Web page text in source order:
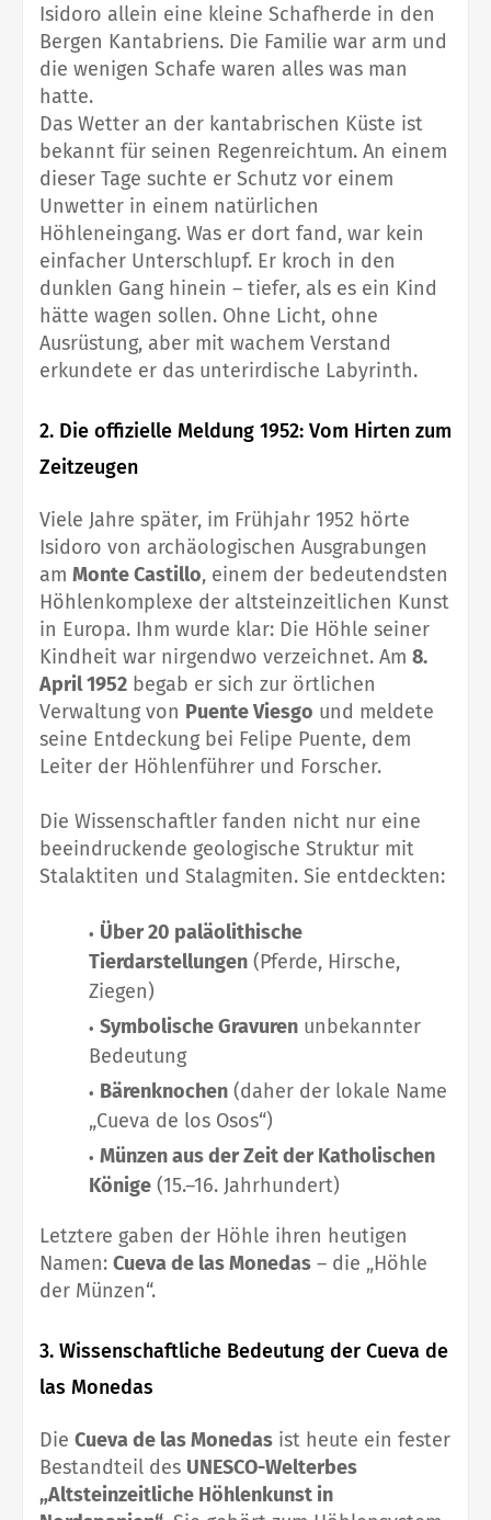
Isidoro allein eine kleine Schafherde in den
Bergen Kantabriens. Die Familie war arm und
die wenigen Schafe waren alles was man
hatte.
Das Wetter an der kantabrischen Küste ist
bekannt für seinen Regenreichtum. An einem
dieser Tage suchte er Schutz vor einem
Unwetter in einem natürlichen
Höhleneingang. Was er dort fand, war kein
einfacher Unterschlupf. Er kroch in den
dunklen Gang hinein – tiefer, als es ein Kind
hätte wagen sollen. Ohne Licht, ohne
Ausrüstung, aber mit wachem Verstand
erkundete er das unterirdische Labyrinth.
2. Die offizielle Meldung 1952: Vom Hirten zum
Zeitzeugen
Viele Jahre später, im Frühjahr 1952 hörte
Isidoro von archäologischen Ausgrabungen
am Monte Castillo, einem der bedeutendsten
Höhlenkomplexe der altsteinzeitlichen Kunst
in Europa. Ihm wurde klar: Die Höhle seiner
Kindheit war nirgendwo verzeichnet. Am 8.
April 1952 begab er sich zur örtlichen
Verwaltung von Puente Viesgo und meldete
seine Entdeckung bei Felipe Puente, dem
Leiter der Höhlenführer und Forscher.
Die Wissenschaftler fanden nicht nur eine
beeindruckende geologische Struktur mit
Stalaktiten und Stalagmiten. Sie entdeckten:
Über 20 paläolithische
Tierdarstellungen (Pferde, Hirsche,
Ziegen)
Symbolische Gravuren unbekannter
Bedeutung
Bärenknochen (daher der lokale Name
„Cueva de los Osos“)
Münzen aus der Zeit der Katholischen
Könige (15.–16. Jahrhundert)
Letztere gaben der Höhle ihren heutigen
Namen: Cueva de las Monedas – die „Höhle
der Münzen“.
3. Wissenschaftliche Bedeutung der Cueva de
las Monedas
Die Cueva de las Monedas ist heute ein fester
Bestandteil des UNESCO-Welterbes
„Altsteinzeitliche Höhlenkunst in